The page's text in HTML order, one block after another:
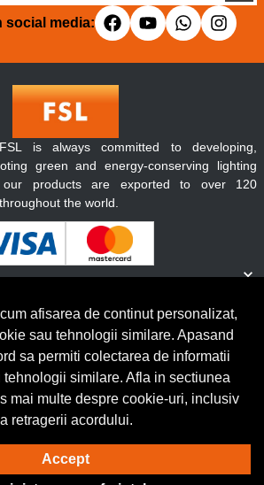
social media:
is always committed to developing,
green and energy-conserving lighting
our products are exported to over 120
the world.
Lumilux. Toate drepturile rezervate.
eCommercepowered by
afisarea de continut personalizat,
sau tehnologii similare. Apasand
sa permiti colectarea de informatii
similare. Afla in sectiunea
mai multe despre cookie-uri, inclusiv
retragerii acordului.
Accept